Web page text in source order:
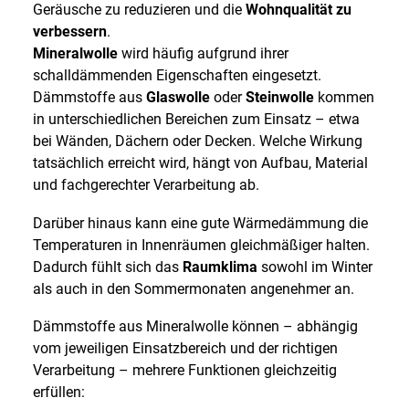
Geräusche zu reduzieren und die Wohnqualität zu
verbessern.
Mineralwolle wird häufig aufgrund ihrer
schalldämmenden Eigenschaften eingesetzt.
Dämmstoffe aus Glaswolle oderSteinwolle kommen
in unterschiedlichen Bereichen zum Einsatz – etwa
bei Wänden, Dächern oder Decken. Welche Wirkung
tatsächlich erreicht wird, hängt von Aufbau, Material
und fachgerechter Verarbeitung ab.
Darüber hinaus kann eine gute Wärmedämmung die
Temperaturen in Innenräumen gleichmäßiger halten.
Dadurch fühlt sich das Raumklima sowohl im Winter
als auch in den Sommermonaten angenehmer an.
Dämmstoffe aus Mineralwolle können – abhängig
vom jeweiligen Einsatzbereich und der richtigen
Verarbeitung – mehrere Funktionen gleichzeitig
erfüllen: